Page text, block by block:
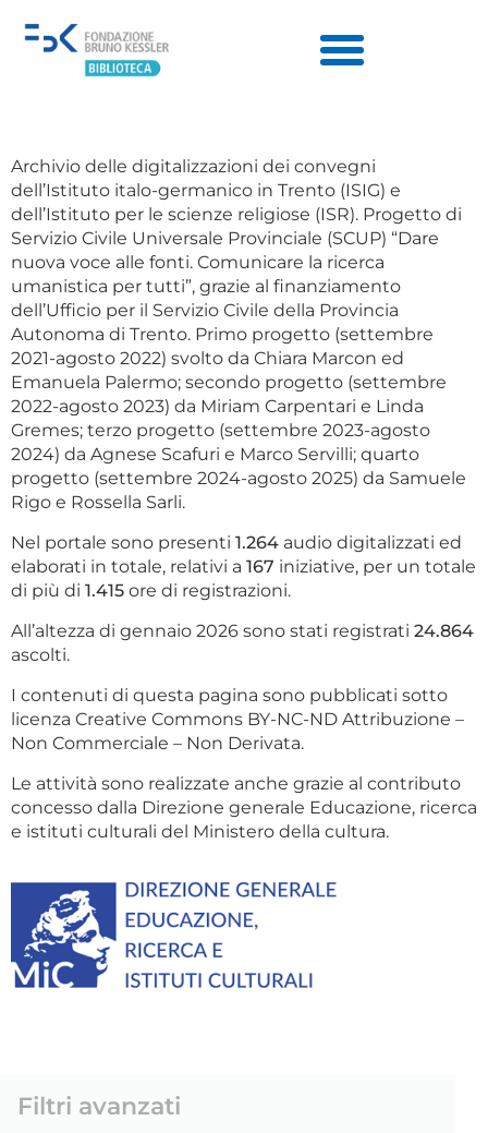
Archivio delle digitalizzazioni dei convegni
dell’Istituto italo-germanico in Trento (ISIG) e
dell’Istituto per le scienze religiose (ISR). Progetto di
Servizio Civile Universale Provinciale (SCUP) “Dare
nuova voce alle fonti. Comunicare la ricerca
umanistica per tutti”, grazie al finanziamento
dell’Ufficio per il Servizio Civile della Provincia
Autonoma di Trento. Primo progetto (settembre
2021-agosto 2022) svolto da Chiara Marcon ed
Emanuela Palermo; secondo progetto (settembre
2022-agosto 2023) da Miriam Carpentari e Linda
Gremes; terzo progetto (settembre 2023-agosto
2024) da Agnese Scafuri e Marco Servilli; quarto
progetto (settembre 2024-agosto 2025) da Samuele
Rigo e Rossella Sarli.
Nel portale sono presenti 1.264 audio digitalizzati ed
elaborati in totale, relativi a 167 iniziative, per un totale
di più di 1.415 ore di registrazioni.
All’altezza di gennaio 2026 sono stati registrati 24.864
ascolti.
I contenuti di questa pagina sono pubblicati sotto
licenza Creative Commons BY-NC-ND Attribuzione –
Non Commerciale – Non Derivata.
Le attività sono realizzate anche grazie al contributo
concesso dalla Direzione generale Educazione, ricerca
e istituti culturali del Ministero della cultura.
Filtri avanzati